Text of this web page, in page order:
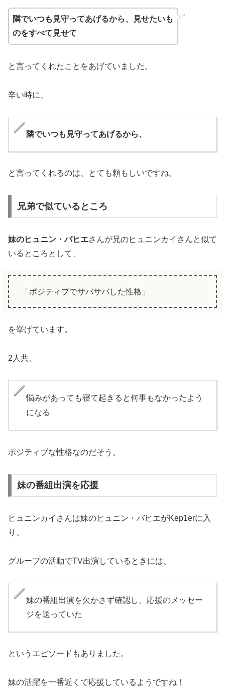
隣でいつも見守ってあげるから、見せたいも
のをすべて見せて
と言ってくれたことをあげていました。
辛い時に、
隣でいつも見守ってあげるから、
と言ってくれるのは、とても頼もしいですね。
兄弟で似ているところ
妹のヒュニン・バヒエさんが兄のヒュニンカイさんと似て
いるところとして、
「ポジティブでサバサバした性格」
を挙げています。
2人共、
悩みがあっても寝て起きると何事もなかったよう
になる
ポジティブな性格なのだそう。
妹の番組出演を応援
ヒュニンカイさんは妹のヒュニン・バヒエがKep1erに入
り、
グループの活動でTV出演しているときには、
妹の番組出演を欠かさず確認し、応援のメッセー
ジを送っていた
というエピソードもありました。
妹の活躍を一番近くで応援しているようですね！